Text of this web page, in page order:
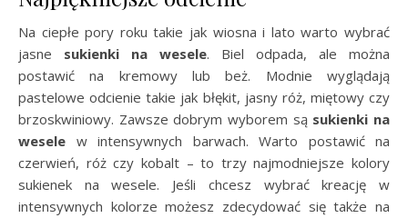
Na ciepłe pory roku takie jak wiosna i lato warto wybrać
jasne sukienki na wesele. Biel odpada, ale można
postawić na kremowy lub beż. Modnie wyglądają
pastelowe odcienie takie jak błękit, jasny róż, miętowy czy
brzoskwiniowy. Zawsze dobrym wyborem są sukienki na
wesele w intensywnych barwach. Warto postawić na
czerwień, róż czy kobalt – to trzy najmodniejsze kolory
sukienek na wesele. Jeśli chcesz wybrać kreację w
intensywnych kolorze możesz zdecydować się także na